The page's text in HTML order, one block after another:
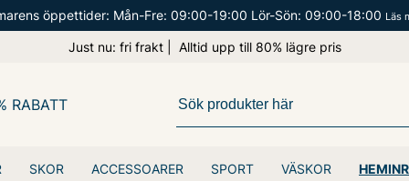
öppettider: Mån-Fre: 09:00-19:00 Lör-Sön: 09:00-18:00 Läs
Just nu: fri frakt | Alltid upp till 80% lägre pris
SKOR ACCESSOARER SPORT VÄSKOR
RABATT